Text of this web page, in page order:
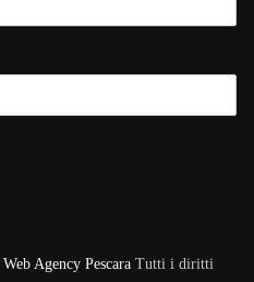
Web Agency Pescara Tutti i diritti